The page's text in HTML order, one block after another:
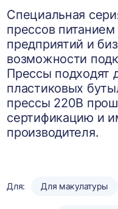
Специальная
прессов
предприятий и
возможности
Прессы подходят
пластиковых
прессы 220В
сертификацию и
производителя.
Для: Для макулатуры